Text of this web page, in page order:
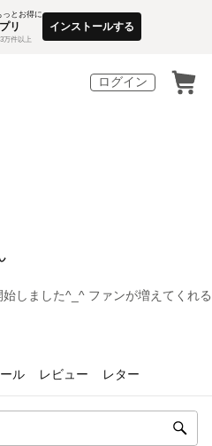
っとお得に
リ
3万件以上
インストールする
ログイン
しました^_^ ファンが増えてくれる
ル レビュー レター